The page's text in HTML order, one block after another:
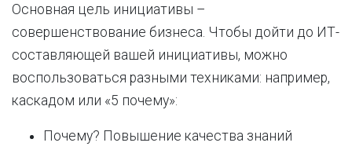
Основная цель инициативы –
совершенствование бизнеса. Чтобы дойти до ИТ-
составляющей вашей инициативы, можно
воспользоваться разными техниками: например,
каскадом или «5 почему»:
Почему? Повышение качества знаний